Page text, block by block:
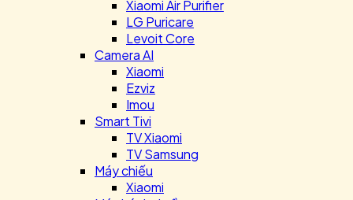
Xiaomi Air Purifier
LG Puricare
Levoit Core
Camera AI
Xiaomi
Ezviz
Imou
Smart Tivi
TV Xiaomi
TV Samsung
Máy chiếu
Xiaomi